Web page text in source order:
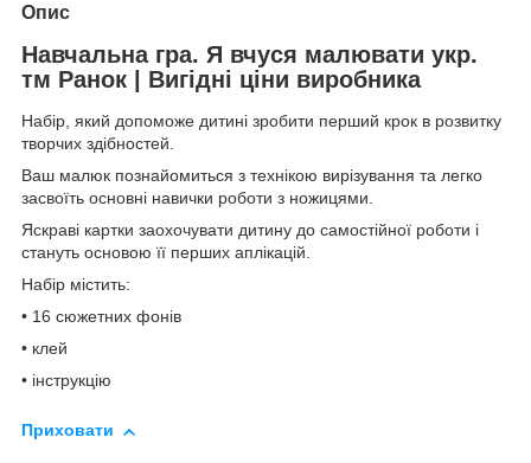
Опис
Навчальна гра. Я вчуся малювати укр.
тм Ранок | Вигідні ціни виробника
Набір, який допоможе дитині зробити перший крок в розвитку
творчих здібностей.
Ваш малюк познайомиться з технікою вирізування та легко
засвоїть основні навички роботи з ножицями.
Яскраві картки заохочувати дитину до самостійної роботи і
стануть основою її перших аплікацій.
Набір містить:
• 16 сюжетних фонів
• клей
• інструкцію
Приховати